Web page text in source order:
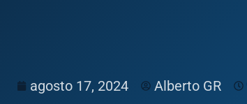
agosto 17, 2024 Alberto GR